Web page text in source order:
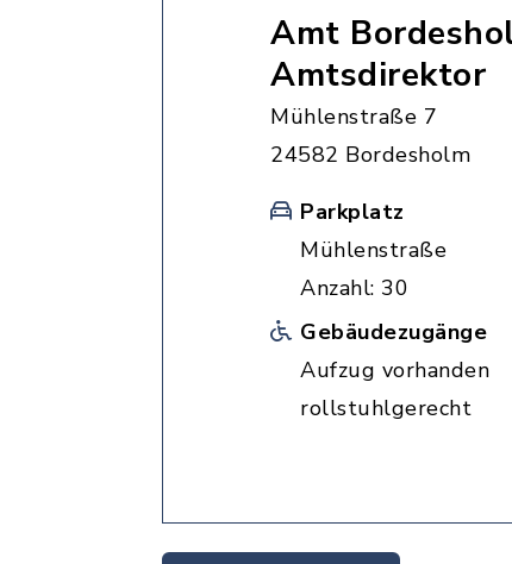
Amt
Amtsdirektor
Mühlenstraße 7
24582 Bordesholm
Parkplatz
Mühlenstraße
Anzahl: 30
Gebäudezugänge
Aufzug vorhanden
rollstuhlgerecht